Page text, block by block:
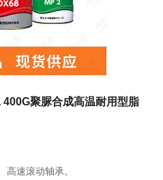
国际商务中心21楼2102
249053 LUBE润滑脂
聚脲合成高温耐用型脂
高速滚动轴承。